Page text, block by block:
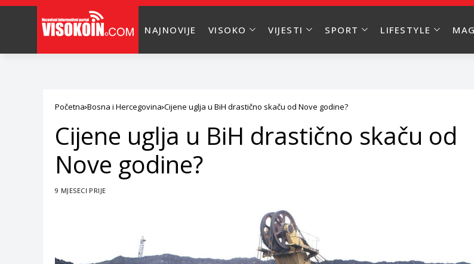
NAJNOVIJE VISOKO VIJESTI SPORT LIFESTYLE
Početna Bosna i Hercegovina Cijene uglja u BiH drastično skaču od Nove godine?
Cijene uglja u BiH drastično skaču od
Nove godine?
9 MJESECI PRIJE